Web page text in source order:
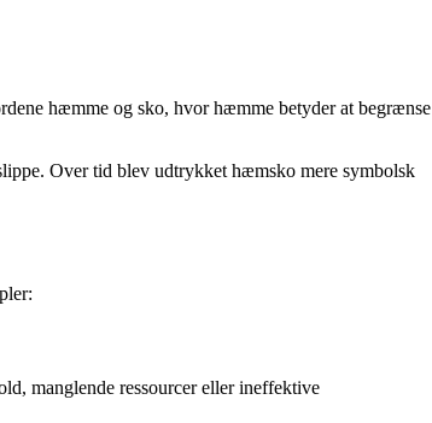
hæmme og sko, hvor hæmme betyder at begrænse
Over tid blev udtrykket hæmsko mere symbolsk
manglende ressourcer eller ineffektive